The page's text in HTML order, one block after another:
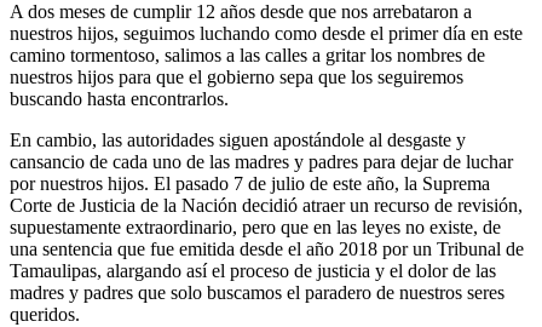
A dos meses de cumplir 12 años desde que nos arrebataron a
nuestros hijos, seguimos luchando como desde el primer día en este
camino tormentoso, salimos a las calles a gritar los nombres de
nuestros hijos para que el gobierno sepa que los seguiremos
buscando hasta encontrarlos.
En cambio, las autoridades siguen apostándole al desgaste y
cansancio de cada uno de las madres y padres para dejar de luchar
por nuestros hijos. El pasado 7 de julio de este año, la Suprema
Corte de Justicia de la Nación decidió atraer un recurso de revisión,
supuestamente extraordinario, pero que en las leyes no existe, de
una sentencia que fue emitida desde el año 2018 por un Tribunal de
Tamaulipas, alargando así el proceso de justicia y el dolor de las
madres y padres que solo buscamos el paradero de nuestros seres
queridos.